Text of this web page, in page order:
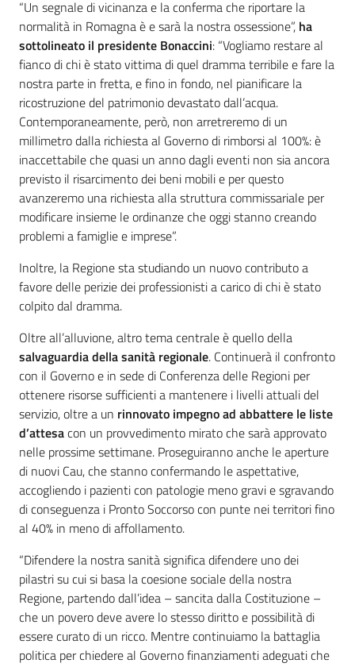
“Un segnale di vicinanza e la conferma che riportare la
normalità in Romagna è e sarà la nostra ossessione”, ha
sottolineato il presidente Bonaccini: “Vogliamo restare al
fianco di chi è stato vittima di quel dramma terribile e fare la
nostra parte in fretta, e fino in fondo, nel pianificare la
ricostruzione del patrimonio devastato dall’acqua.
Contemporaneamente, però, non arretreremo di un
millimetro dalla richiesta al Governo di rimborsi al 100%: è
inaccettabile che quasi un anno dagli eventi non sia ancora
previsto il risarcimento dei beni mobili e per questo
avanzeremo una richiesta alla struttura commissariale per
modificare insieme le ordinanze che oggi stanno creando
problemi a famiglie e imprese”.
Inoltre, la Regione sta studiando un nuovo contributo a
favore delle perizie dei professionisti a carico di chi è stato
colpito dal dramma.
Oltre all’alluvione, altro tema centrale è quello della
salvaguardia della sanità regionale. Continuerà il confronto
con il Governo e in sede di Conferenza delle Regioni per
ottenere risorse sufficienti a mantenere i livelli attuali del
servizio, oltre a un rinnovato impegno ad abbattere le liste
d’attesacon un provvedimento mirato che sarà approvato
nelle prossime settimane. Proseguiranno anche le aperture
di nuovi Cau, che stanno confermando le aspettative,
accogliendo i pazienti con patologie meno gravi e sgravando
di conseguenza i Pronto Soccorso con punte nei territori fino
al 40% in meno di affollamento.
“Difendere la nostra sanità significa difendere uno dei
pilastri su cui si basa la coesione sociale della nostra
Regione, partendo dall’idea – sancita dalla Costituzione –
che un povero deve avere lo stesso diritto e possibilità di
essere curato di un ricco. Mentre continuiamo la battaglia
politica per chiedere al Governo finanziamenti adeguati che